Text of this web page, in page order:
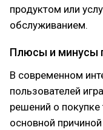
продуктом или
обслуживанием.
Плюсы и минусы
В современном
пользователей
решений о покупке
основной